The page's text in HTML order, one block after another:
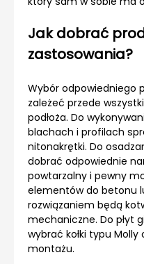
Jak dobrać
zastosowania?
Wybór odpowiedniego
zależeć przede
podłoża. Do
blachach i profilach
nitonakrętki. Do
dobrać odpowiednie
powtarzalny i pewny
elementów do betonu
rozwiązaniem będą
mechaniczne. Do płyt
wybrać kołki typu
montażu.